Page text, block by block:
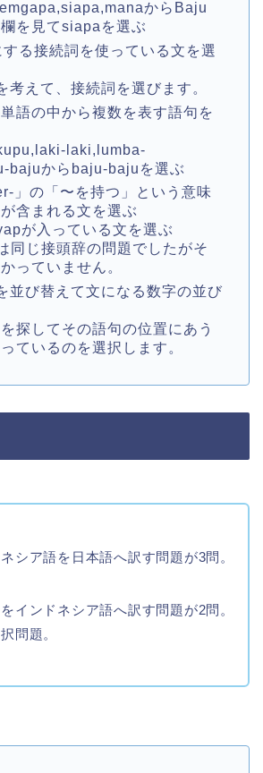
からBaju
を見てsiapaを選ぶ
る接続詞を使っている文を選
考えて、接続詞を選びます。
語の中から複数を表す語句を
laki,lumba-
bajuからbaju-bajuを選ぶ
」の「〜を持つ」という意味
含まれる文を選ぶ
が入っている文を選ぶ
同じ接頭辞の問題でしたがそ
っていません。
並び替えて文になる数字の並び
探してその語句の位置にあう
ているのを選択します。
シア語を日本語へ訳す問題が3問。
インドネシア語へ訳す問題が2問。
問題。